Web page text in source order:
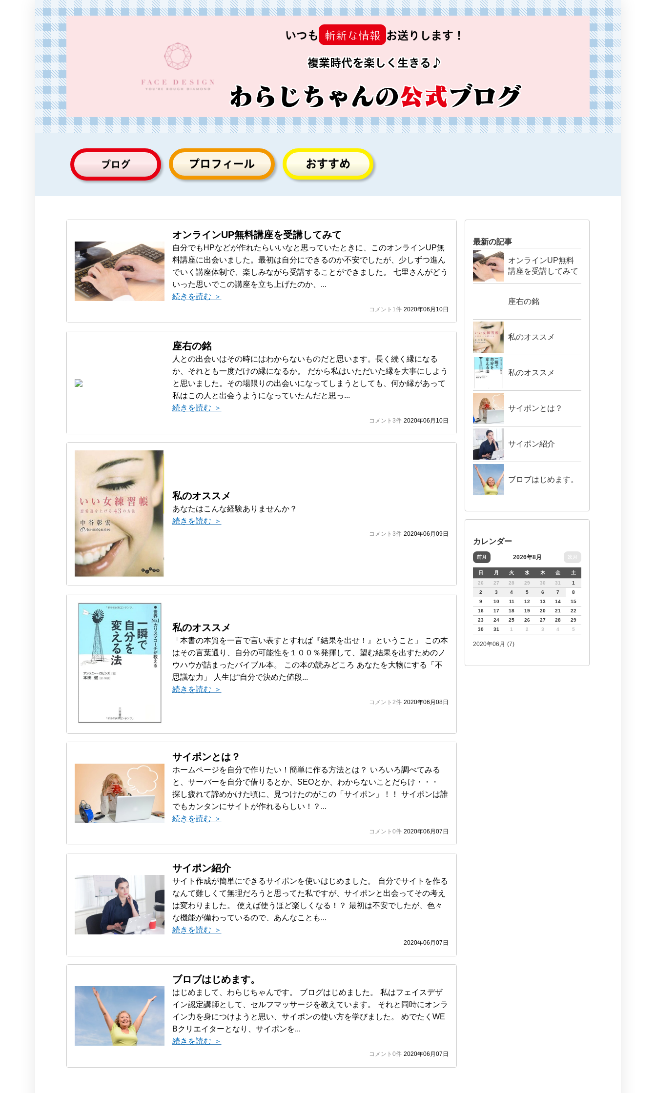
いつも 斬新な情報 お送りします！
複業時代を楽しく生きる♪
わらじちゃんの公式ブログ
ブログ プロフィール おすすめ
オンラインUP無料講座を受講してみて
自分でもHPなどが作れたらいいなと思っていたときに、このオンラインUP無
料講座に出会いました。最初は自分にできるのか不安でしたが、少しずつ進ん
でいく講座体制で、楽しみながら受講することができました。 七里さんがどう
いった思いでこの講座を立ち上げたのか、...
続きを読む ＞
コメント1件 2020年06月10日
座右の銘
人との出会いはその時にはわからないものだと思います。長く続く縁になる
か、それとも一度だけの縁になるか。 だから私はいただいた縁を大事にしよう
と思いました。その場限りの出会いになってしまうとしても、何か縁があって
私はこの人と出会うようになっていたんだと思っ...
続きを読む ＞
コメント3件 2020年06月10日
私のオススメ
あなたはこんな経験ありませんか？
続きを読む ＞
コメント3件 2020年06月09日
私のオススメ
「本書の本質を一言で言い表すとすれば『結果を出せ！』ということ」 この本
はその言葉通り、自分の可能性を１００％発揮して、望む結果を出すためのノ
ウハウが詰まったバイブル本。 この本の読みどころ あなたを大物にする「不
思議な力」 人生は“自分で決めた値段...
続きを読む ＞
コメント2件 2020年06月08日
サイポンとは？
ホームページを自分で作りたい！簡単に作る方法とは？ いろいろ調べてみる
と、サーバーを自分で借りるとか、SEOとか、わからないことだらけ・・・
探し疲れて諦めかけた頃に、見つけたのがこの「サイポン」！！ サイポンは誰
でもカンタンにサイトが作れるらしい！？...
続きを読む ＞
コメント0件 2020年06月07日
サイポン紹介
サイト作成が簡単にできるサイポンを使いはじめました。 自分でサイトを作る
なんて難しくて無理だろうと思ってた私ですが、サイポンと出会ってその考え
は変わりました。 使えば使うほど楽しくなる！？ 最初は不安でしたが、色々
な機能が備わっているので、あんなことも...
続きを読む ＞
2020年06月07日
ブロブはじめます。
はじめまして、わらじちゃんです。 ブログはじめました。 私はフェイスデザ
イン認定講師として、セルフマッサージを教えています。 それと同時にオンラ
イン力を身につけようと思い、サイポンの使い方を学びました。 めでたくWE
Bクリエイターとなり、サイポンを...
続きを読む ＞
コメント0件 2020年06月07日
最新の記事
オンラインUP無料
講座を受講してみて
座右の銘
私のオススメ
私のオススメ
サイポンとは？
サイポン紹介
ブロブはじめます。
カレンダー
前月 2026年8月 次月
日 月 火 水 木 金
土
26
27 28 29 30 31
1
2
3 4 5 6 7
8
9
10 11 12 13 14
15
16
17 18 19 20 21
22
23
24 25 26 27 28
29
30
31 1 2 3 4 5
2020年06月 (7)